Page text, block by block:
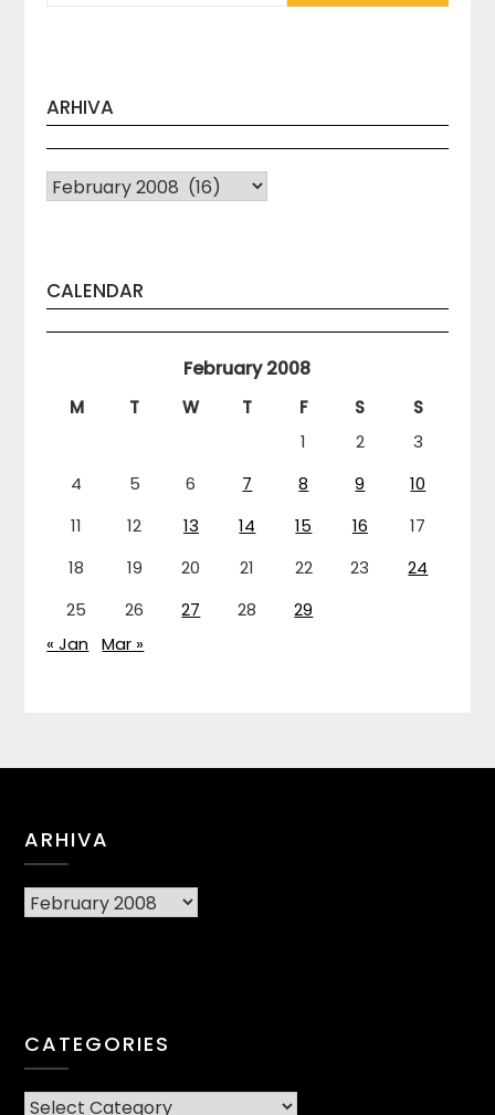
ARHIVA
Arhiva
CALENDAR
February 2008
M T W T F S
S
1
2
3
4
5 6 7 8 9
10
11
12 13 14 15 16
17
18
19 20 21 22 23
24
25
26 27 28
29
« Jan Mar »
ARHIVA
Arhiva
CATEGORIES
CATEGORIES